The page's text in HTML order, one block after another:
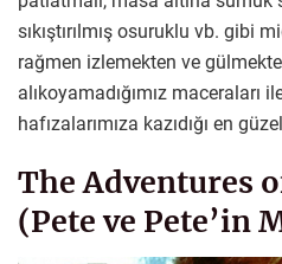
sıkıştırılmış osuruklu vb. gibi
rağmen izlemekten ve
alıkoyamadığımız maceraları
hafızalarımıza kazıdığı en
The Adventures
(Pete ve Pete’in